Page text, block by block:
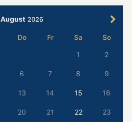
August 2026
Do Fr Sa So
1 2
6 7 8 9
13 14 15 16
20 21 22 23